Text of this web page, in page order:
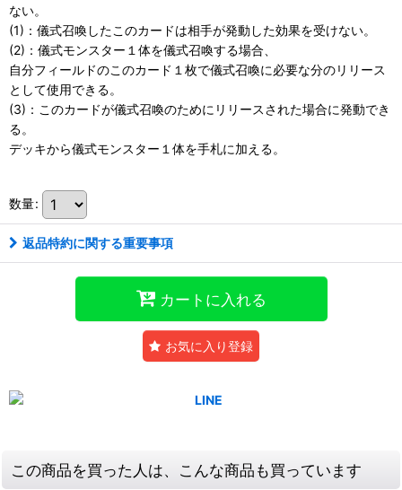
ない。
(1)：儀式召喚したこのカードは相手が発動した効果を受けない。
(2)：儀式モンスター１体を儀式召喚する場合、
自分フィールドのこのカード１枚で儀式召喚に必要な分のリリース
として使用できる。
(3)：このカードが儀式召喚のためにリリースされた場合に発動でき
る。
デッキから儀式モンスター１体を手札に加える。
数量:
返品特約に関する重要事項
カートに入れる
お気に入り登録
この商品を買った人は、こんな商品も買っています